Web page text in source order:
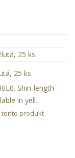
25 ks
Shin-length
in yell..
produkt